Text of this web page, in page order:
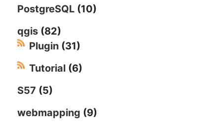
PostgreSQL (10)
qgis (82)
Plugin (31)
Tutorial (6)
S57 (5)
webmapping (9)